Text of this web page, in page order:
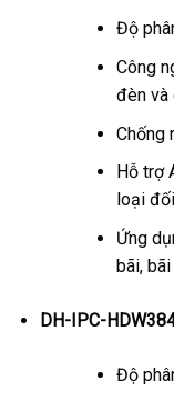
Độ
Công
đèn và
Chống
Hỗ trợ
loại
Ứng
bãi,
DH-IPC-
Độ